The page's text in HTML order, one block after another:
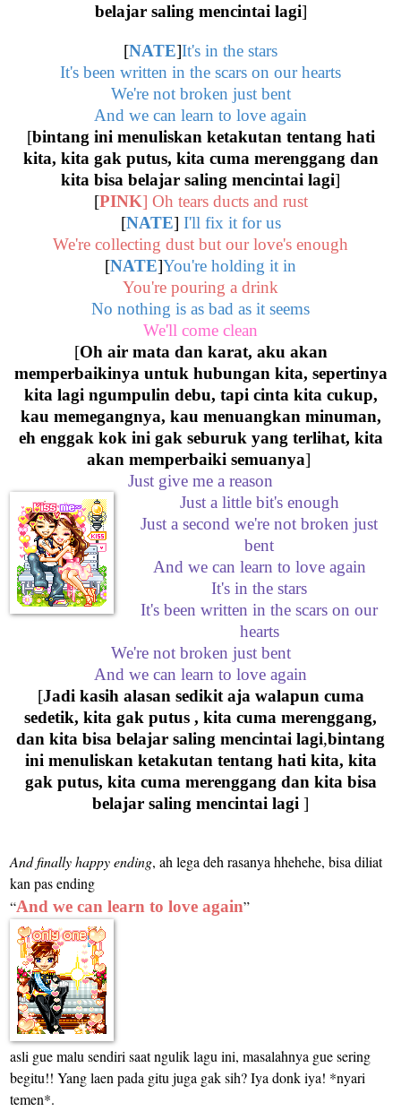
belajar saling mencintai lagi]
[NATE]It's in the stars
It's been written in the scars on our hearts
We're not broken just bent
And we can learn to love again
[bintang ini menuliskan ketakutan tentang hati
kita, kita gak putus, kita cuma merenggang dan
kita bisa belajar saling mencintai lagi]
[PINK] Oh tears ducts and rust
[NATE] I'll fix it for us
We're collecting dust but our love's enough
[NATE]You're holding it in
You're pouring a drink
No nothing is as bad as it seems
We'll come clean
[Oh air mata dan karat, aku akan
memperbaikinya untuk hubungan kita, sepertinya
kita lagi ngumpulin debu, tapi cinta kita cukup,
kau memegangnya, kau menuangkan minuman,
eh enggak kok ini gak seburuk yang terlihat, kita
akan memperbaiki semuanya]
Just give me a reason
Just a little bit's enough
Just a second we're not broken just
bent
And we can learn to love again
It's in the stars
It's been written in the scars on our
hearts
We're not broken just bent
And we can learn to love again
[Jadi kasih alasan sedikit aja walapun cuma
sedetik, kita gak putus , kita cuma merenggang,
dan kita bisa belajar saling mencintai lagi,bintang
ini menuliskan ketakutan tentang hati kita, kita
gak putus, kita cuma merenggang dan kita bisa
belajar saling mencintai lagi ]
And finally happy ending, ah lega deh rasanya hhehehe, bisa diliat
kan pas ending
“And we can learn to love again”
asli gue malu sendiri saat ngulik lagu ini, masalahnya gue sering
begitu!! Yang laen pada gitu juga gak sih? Iya donk iya! *nyari
temen*.